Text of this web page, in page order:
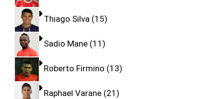
Thiago Silva 15
Sadio Mane 11
Roberto Firmino 13
Raphael Varane 21